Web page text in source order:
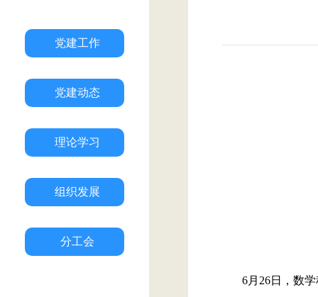
党建工作
党建动态
理论学习
组织发展
分工会
6月 26日，数